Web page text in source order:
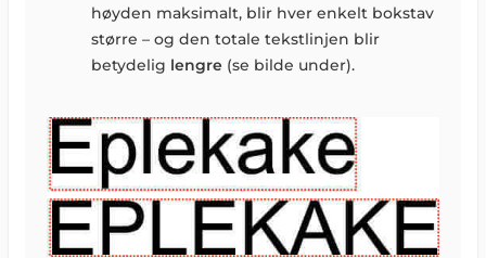
høyden maksimalt, blir hver enkelt bokstav
større – og den totale tekstlinjen blir
betydelig lengre (se bilde under).